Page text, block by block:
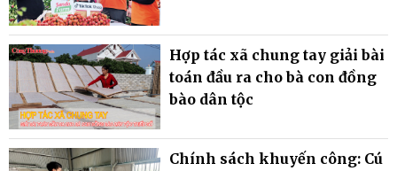
Hợp tác xã chung tay giải bài
toán đầu ra cho bà con đồng
bào dân tộc
Chính sách khuyến công: Cú